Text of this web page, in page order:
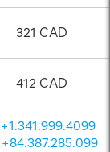
321 CAD
412 CAD
+1.341.999.4099
+84.387.285.099